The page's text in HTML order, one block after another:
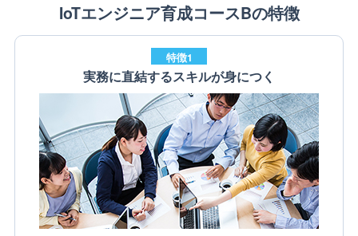
IoTエンジニア育成コースBの特徴
特徴1
実務に直結するスキルが身につく